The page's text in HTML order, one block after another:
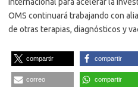
internacional para acelerar la
OMS continuará trabajando con
de otras terapias, diagnósticos y
compartir compartir
correo compartir